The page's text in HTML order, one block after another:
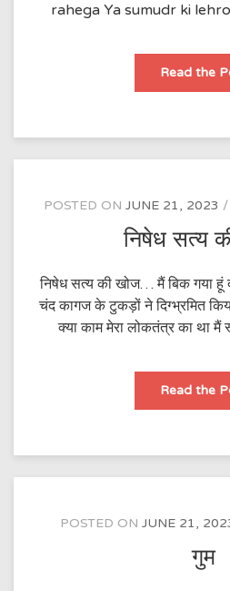
rahega Ya sumudr ki
Read the
POSTED ON JUNE 21, 2023
निषेध सत्य
निषेध सत्य की खोज… मैं बिक गया हूं
चंद कागज के टुकड़ों ने दिग्भ्रमित
क्या काम मेरा लोकतंत्र का था मैं
Read the
POSTED ON JUNE 21,
गुम